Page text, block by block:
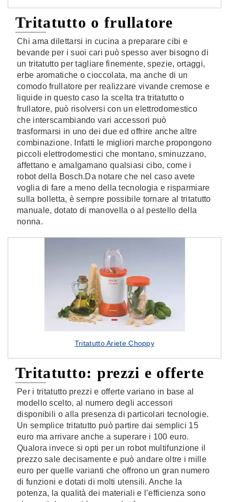
Tritatutto o frullatore
Chi ama dilettarsi in cucina a preparare cibi e
bevande per i suoi cari può spesso aver bisogno di
un tritatutto per tagliare finemente, spezie, ortaggi,
erbe aromatiche o cioccolata, ma anche di un
comodo frullatore per realizzare vivande cremose e
liquide in questo caso la scelta tra tritatutto o
frullatore, può risolversi con un elettrodomestico
che interscambiando vari accessori può
trasformarsi in uno dei due ed offrire anche altre
combinazione. Infatti le migliori marche propongono
piccoli elettrodomestici che montano, sminuzzano,
affettano e amalgamano qualsiasi cibo, come i
robot della Bosch.Da notare che nel caso avete
voglia di fare a meno della tecnologia e risparmiare
sulla bolletta, è sempre possibile tornare al tritatutto
manuale, dotato di manovella o al pestello della
nonna.
Tritatutto Ariete Choppy
Tritatutto: prezzi e offerte
Per i tritatutto prezzi e offerte variano in base al
modello scelto, al numero degli accessori
disponibili o alla presenza di particolari tecnologie.
Un semplice tritatutto può partire dai semplici 15
euro ma arrivare anche a superare i 100 euro.
Qualora invece si opti per un robot multifunzione il
prezzo sale decisamente e può andare oltre i mille
euro per quelle varianti che offrono un gran numero
di funzioni e dotati di molti utensili. Anche la
potenza, la qualità dei materiali e l’efficienza sono